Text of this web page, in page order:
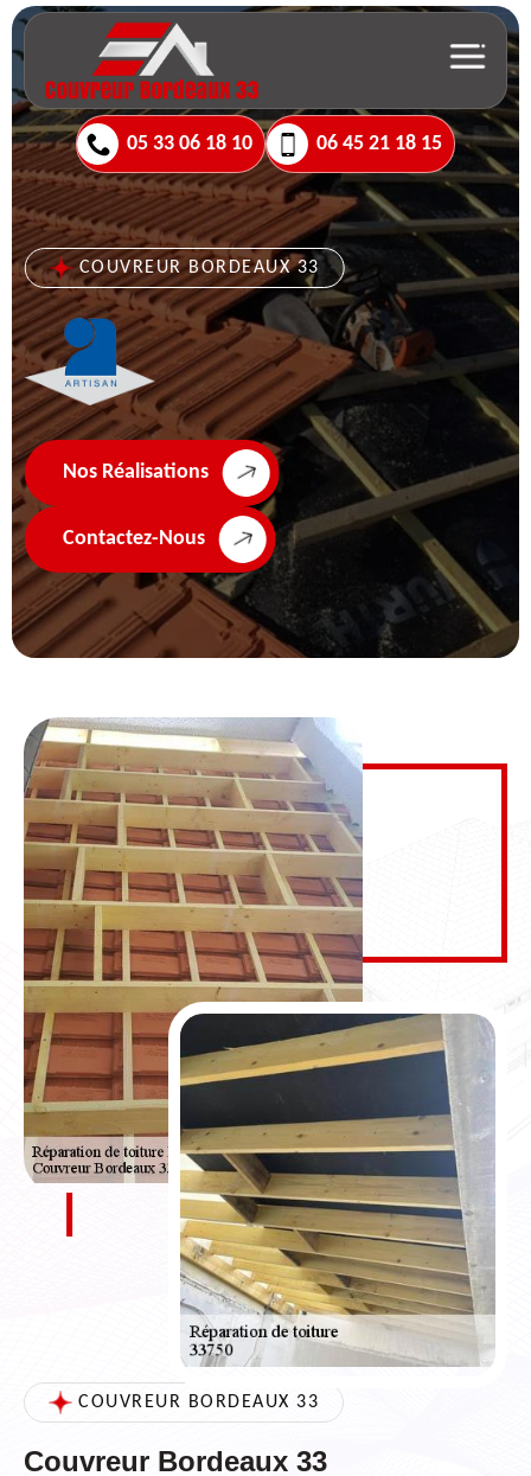
05 33 06 18 10 06 45 21 18 15
COUVREUR BORDEAUX 33
Nos Réalisations
Contactez-Nous
COUVREUR BORDEAUX 33
Couvreur Bordeaux 33